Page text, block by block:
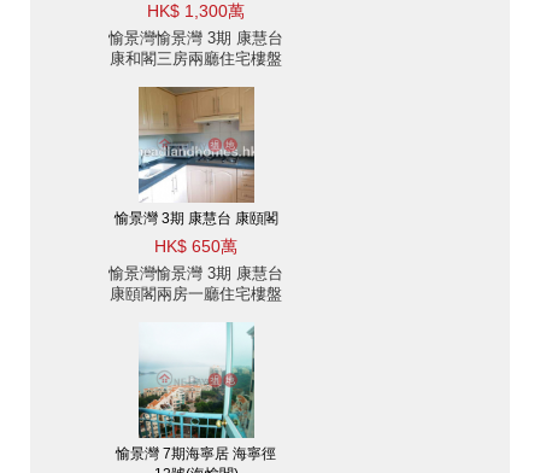
HK$ 1,300萬
愉景灣愉景灣 3期 康慧台
康和閣三房兩廳住宅樓盤
愉景灣 3期 康慧台 康頤閣
HK$ 650萬
愉景灣愉景灣 3期 康慧台
康頤閣兩房一廳住宅樓盤
愉景灣 7期海寧居 海寧徑